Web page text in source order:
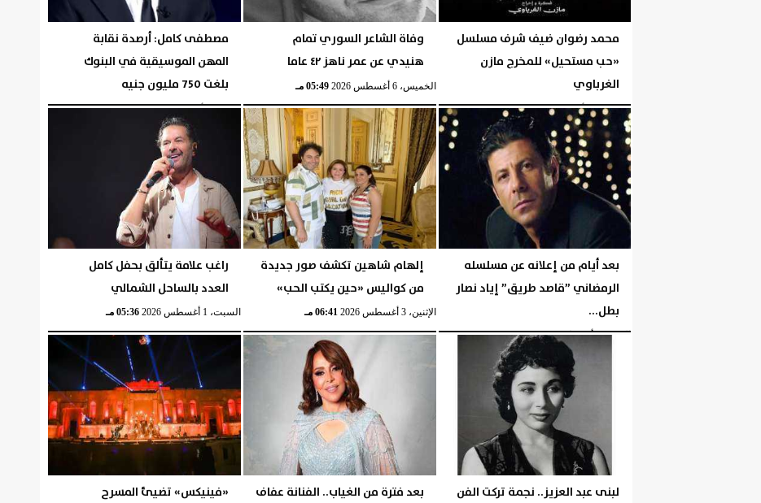
محمد رضوان ضيف شرف مسلسل
«حب مستحيل» للمخرج مازن
الغرباوي
الخميس، 6 أغسطس 2026 05:51 مـ
وفاة الشاعر السوري تمام
هنيدي عن عمر ناهز ٤٢ عاما
الخميس، 6 أغسطس 2026 05:49 مـ
مصطفى كامل: أرصدة نقابة
المهن الموسيقية في البنوك
بلغت 750 مليون جنيه
الإثنين، 3 أغسطس 2026 06:43 مـ
بعد أيام من إعلانه عن مسلسله
الرمضاني ”قاصد طريق” إياد نصار
بطل...
الإثنين، 3 أغسطس 2026 06:42 مـ
إلهام شاهين تكشف صور جديدة
من كواليس «حين يكتب الحب»
الإثنين، 3 أغسطس 2026 06:41 مـ
راغب علامة يتألق بحفل كامل
العدد بالساحل الشمالي
السبت، 1 أغسطس 2026 05:36 مـ
لبنى عبد العزيز.. نجمة تركت الفن
بعد فترة من الغياب.. الفنانة عفاف
«فينيكس» تضيئ المسرح